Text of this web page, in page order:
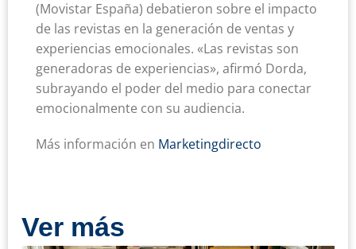
(Movistar España) debatieron sobre el impacto
de las revistas en la generación de ventas y
experiencias emocionales. «Las revistas son
generadoras de experiencias», afirmó Dorda,
subrayando el poder del medio para conectar
emocionalmente con su audiencia.
Más información en Marketingdirecto
Ver más